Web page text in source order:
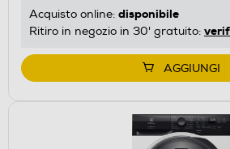
Acquisto online: disponibile
Ritiro in negozio in 30' gratuito:
AGGIUNGI